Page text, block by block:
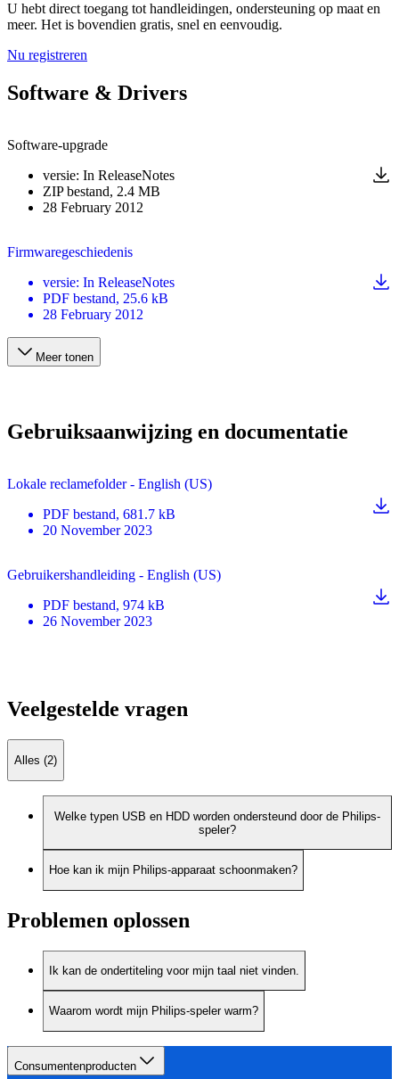
U hebt direct toegang tot handleidingen, ondersteuning op maat en
meer. Het is bovendien gratis, snel en eenvoudig.
Nu registreren
Software & Drivers
Software-upgrade
versie: In ReleaseNotes
ZIP bestand, 2.4 MB
28 February 2012
Firmwaregeschiedenis
versie: In ReleaseNotes
PDF bestand, 25.6 kB
28 February 2012
Meer tonen
Gebruiksaanwijzing en documentatie
Lokale reclamefolder - English (US)
PDF bestand, 681.7 kB
20 November 2023
Gebruikershandleiding - English (US)
PDF bestand, 974 kB
26 November 2023
Veelgestelde vragen
Alles (2)
Welke typen USB en HDD worden ondersteund door de Philips-
speler?
Hoe kan ik mijn Philips-apparaat schoonmaken?
Problemen oplossen
Ik kan de ondertiteling voor mijn taal niet vinden.
Waarom wordt mijn Philips-speler warm?
Consumentenproducten